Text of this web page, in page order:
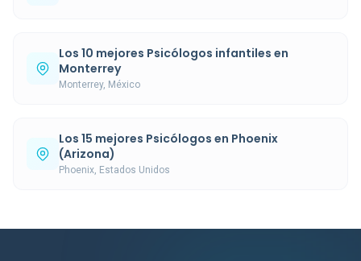
Los 10 mejores Psicólogos infantiles en
Monterrey
Monterrey, México
Los 15 mejores Psicólogos en Phoenix
(Arizona)
Phoenix, Estados Unidos